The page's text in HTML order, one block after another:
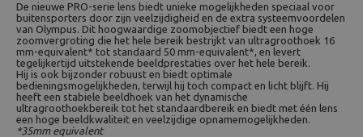
De nieuwe PRO-serie lens biedt unieke mogelijkheden speciaal voor
buitensporters door zijn veelzijdigheid en de extra systeemvoordelen
van Olympus. Dit hoogwaardige zoomobjectief biedt een hoge
zoomvergroting die het hele bereik bestrijkt van ultragroothoek 16
mm-equivalent* tot standaard 50 mm-equivalent*, en levert
tegelijkertijd uitstekende beeldprestaties over het hele bereik.
Hij is ook bijzonder robuust en biedt optimale
bedieningsmogelijkheden, terwijl hij toch compact en licht blijft. Hij
heeft een stabiele beeldhoek van het dynamische
ultragroothoekbereik tot het standaardbereik en biedt met één lens
een hoge beeldkwaliteit en veelzijdige opnamemogelijkheden.
*35mm equivalent